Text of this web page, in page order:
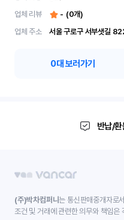
업체 리뷰
- (0개)
업체 주소
서울 구로구 서부샛길
0대 보러가기
반납/
(주)박차컴퍼니는 통신판매중개자로
조건 및 거래에 관련한 의무와 책임은